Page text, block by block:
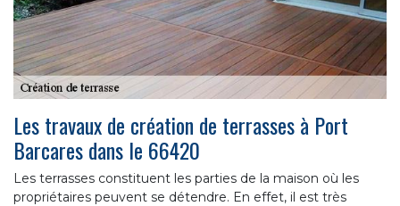
Les travaux de création de terrasses à Port
Barcares dans le 66420
Les terrasses constituent les parties de la maison où les
propriétaires peuvent se détendre. En effet, il est très